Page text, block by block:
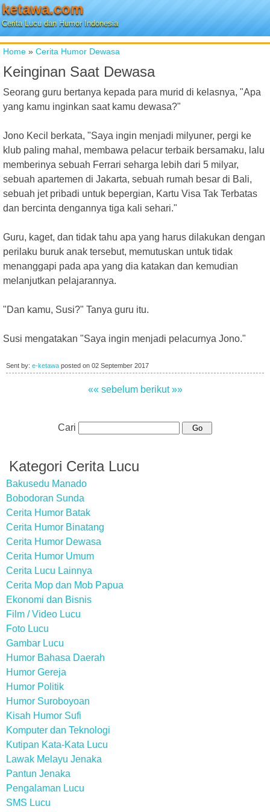
ketawa.com
Cerita Lucu dan Humor Indonesia
Home » Cerita Humor Dewasa
Keinginan Saat Dewasa
Seorang guru bertanya kepada para murid di kelasnya, "Apa
yang kamu inginkan saat kamu dewasa?"
Jono Kecil berkata, "Saya ingin menjadi milyuner, pergi ke
klub paling mahal, membawa pelacur terbaik bersamaku, lalu
memberinya sebuah Ferrari seharga lebih dari 5 milyar,
sebuah apartemen di Jakarta, sebuah rumah besar di Bali,
sebuah jet pribadi untuk bepergian, Kartu Visa Tak Terbatas
dan bercinta dengannya tiga kali sehari."
Guru, kaget, dan tidak tahu apa yang harus dilakukan dengan
perilaku buruk anak tersebut, memutuskan untuk tidak
menanggapi pada apa yang dia katakan dan kemudian
melanjutkan pelajarannya.
"Dan kamu, Susi?" Tanya guru itu.
Susi mengatakan "Saya ingin menjadi pelacurnya Jono."
Sent by: e-ketawa posted on 02 September 2017
«« sebelum berikut »»
Cari
Kategori Cerita Lucu
Bakusedu Manado
Bobodoran Sunda
Cerita Humor Batak
Cerita Humor Binatang
Cerita Humor Dewasa
Cerita Humor Umum
Cerita Lucu Lainnya
Cerita Mop dan Mob Papua
Ekonomi dan Bisnis
Film / Video Lucu
Foto Lucu
Gambar Lucu
Humor Bahasa Daerah
Humor Gereja
Humor Politik
Humor Suroboyoan
Kisah Humor Sufi
Komputer dan Teknologi
Kutipan Kata-Kata Lucu
Lawak Melayu Jenaka
Pantun Jenaka
Pengalaman Lucu
SMS Lucu